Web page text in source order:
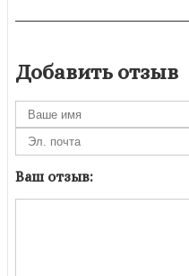
Добавить отзыв
Ваш отзыв: